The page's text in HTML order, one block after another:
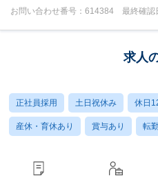
お問い合わせ番号：614384 最終確認
求人
正社員採用 土日祝休み 休日
産休・育休あり 賞与あり 転